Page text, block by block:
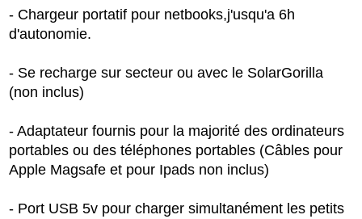
- Chargeur portatif pour netbooks,j'usqu'a 6h
d'autonomie.
- Se recharge sur secteur ou avec le SolarGorilla
(non inclus)
- Adaptateur fournis pour la majorité des ordinateurs
portables ou des téléphones portables (Câbles pour
Apple Magsafe et pour Ipads non inclus)
- Port USB 5v pour charger simultanément les petits